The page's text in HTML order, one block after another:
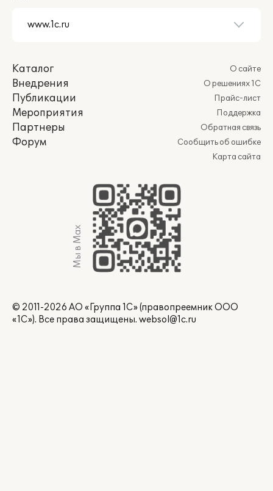
Каталог
Внедрения
Публикации
Мероприятия
Партнеры
Форум
О сайте
О решениях 1С
Прайс-лист
Поддержка
Обратная связь
Сообщить об ошибке
Карта сайта
Мы в Max
© 2011-2026 АО «Группа 1С» (правопреемник ООО
«1С»). Все права защищены. websol@1c.ru